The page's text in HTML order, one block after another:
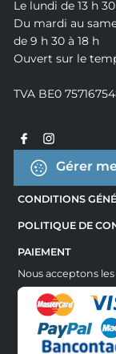
Le lundi de 13 h
Du mardi au
de 9 h 30 à 18 h
Ouvert sur le
TVA BE0
Gérer
CONDITIONS
POLITIQUE DE
PAIEMENT
Nous acceptons